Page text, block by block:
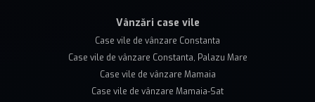
Vânzări case vile
Case vile de vânzare Constanta
Case vile de vânzare Constanta, Palazu Mare
Case vile de vânzare Mamaia
Case vile de vânzare Mamaia-Sat